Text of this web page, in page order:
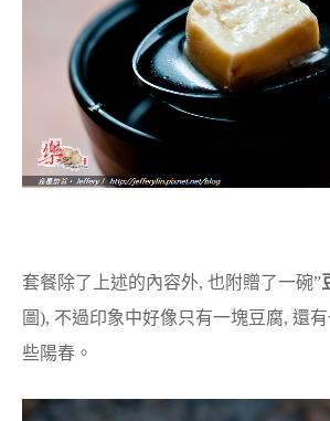
套餐除了上述的內容外, 也附贈了一碗”
圖), 不過印象中好像只有一塊豆腐, 還
些陽春。